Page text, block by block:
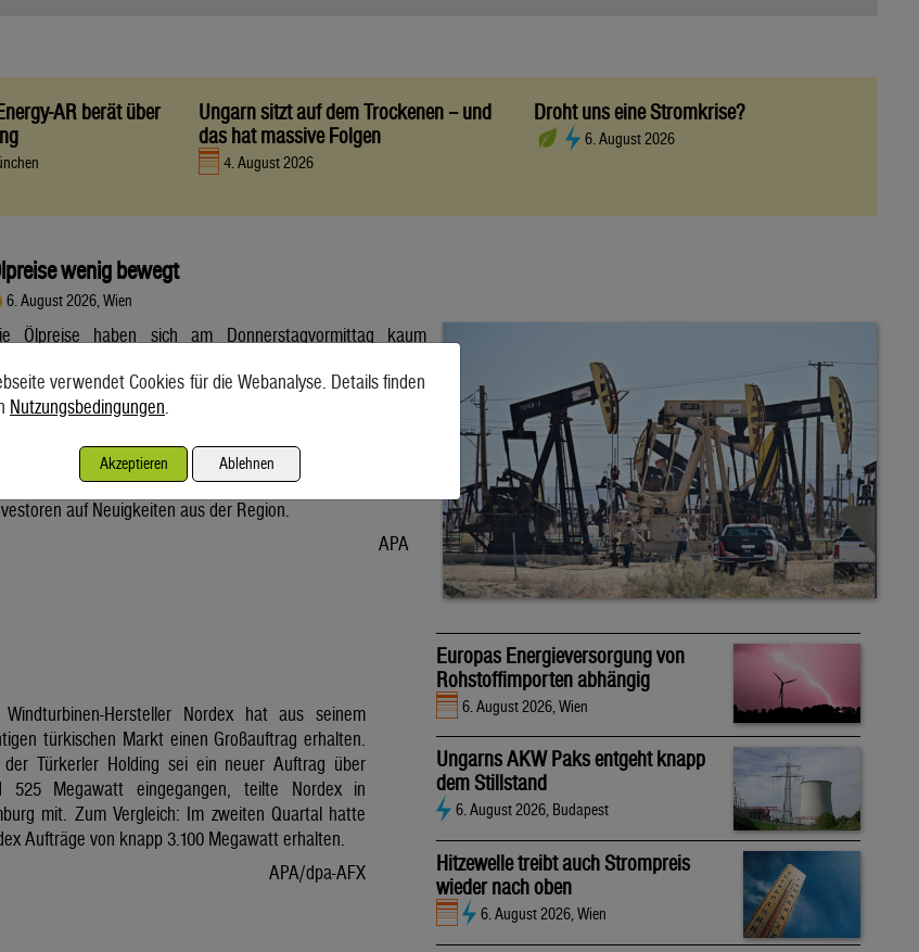
AR berät über
Ungarn sitzt auf dem Trockenen – und
das hat massive Folgen
4. August 2026
Droht uns eine Stromkrise?
6. August 2026
wenig bewegt
6. August 2026, Wien
Ölpreise haben sich am Donnerstagvormittag kaum
aus der Nordsee mit Lieferung Oktober kostete am
79,75 US-Dollar und damit 0,4 Prozent mehr als am
80 Dollar. Unter diese ist er am Dienstag wegen der Hoffnung
auf eine Lösung im Iran-Krieg gesunken. Seitdem warten
auf Neuigkeiten aus der Region.
APA
Hersteller Nordex hat aus seinem
türkischen Markt einen Großauftrag erhalten.
der Türkerler Holding sei ein neuer Auftrag über
525 Megawatt eingegangen, teilte Nordex in
mit. Zum Vergleich: Im zweiten Quartal hatte
Aufträge von knapp 3.100 Megawatt erhalten.
APA/dpa-AFX
Europas Energieversorgung von
Rohstoffimporten abhängig
6. August 2026, Wien
Ungarns AKW Paks entgeht knapp
dem Stillstand
6. August 2026, Budapest
Hitzewelle treibt auch Strompreis
wieder nach oben
6. August 2026, Wien
verwendet Cookies für die Webanalyse. Details finden
Nutzungsbedingungen.
Akzeptieren Ablehnen